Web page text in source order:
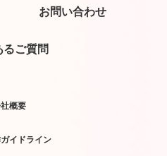
お問い合わせ
るご質問
概要
イドライン